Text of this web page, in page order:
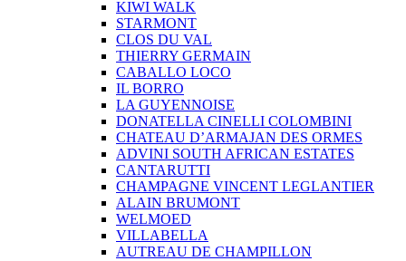
KIWI WALK
STARMONT
CLOS DU VAL
THIERRY GERMAIN
CABALLO LOCO
IL BORRO
LA GUYENNOISE
DONATELLA CINELLI COLOMBINI
CHATEAU D’ARMAJAN DES ORMES
ADVINI SOUTH AFRICAN ESTATES
CANTARUTTI
CHAMPAGNE VINCENT LEGLANTIER
ALAIN BRUMONT
WELMOED
VILLABELLA
AUTREAU DE CHAMPILLON